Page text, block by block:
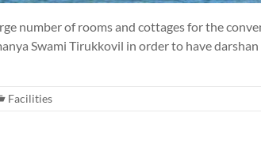
number of rooms and cottages for the
Swami Tirukkovil in order to have
Facilities